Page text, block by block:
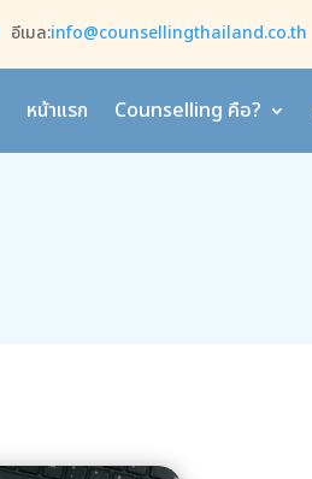
อีเมล:info@counsellingthailand.co.th
หน้าแรก Counselling คือ?